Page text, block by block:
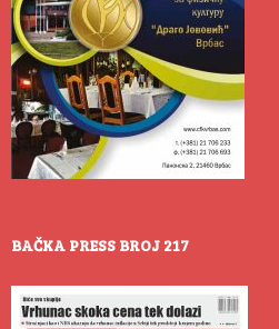
BAČKA PRESS BROJ 217